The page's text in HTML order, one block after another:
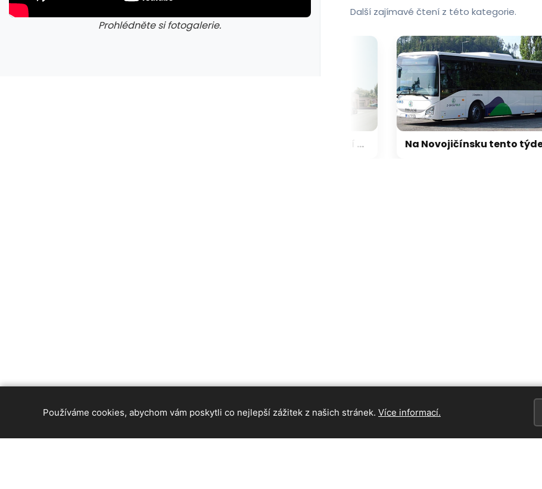
Prohlédněte si fotogalerie.
galerie: cviky
Další zajímavé čtení z této kategorie.
Na Novojičínsku tento týden nevyjelo přes 160 spojů, dopravci chyběli řidiči
Používáme cookies, abychom vám poskytli co nejlepší zážitek z našich stránek. Více informací.